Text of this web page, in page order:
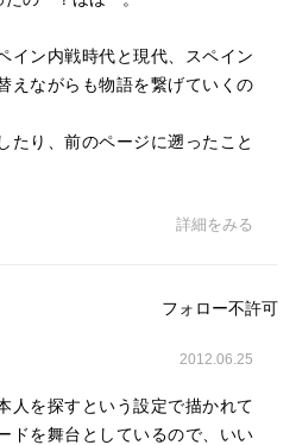
イン内戦時代と現代、スペイン
えながらも物語を繋げていくの
たり、前のページに遡ったこと
詳細をみる
フォロー不許可
2012.06.25
人を探すという設定で描かれて
ドを舞台としているので、いい